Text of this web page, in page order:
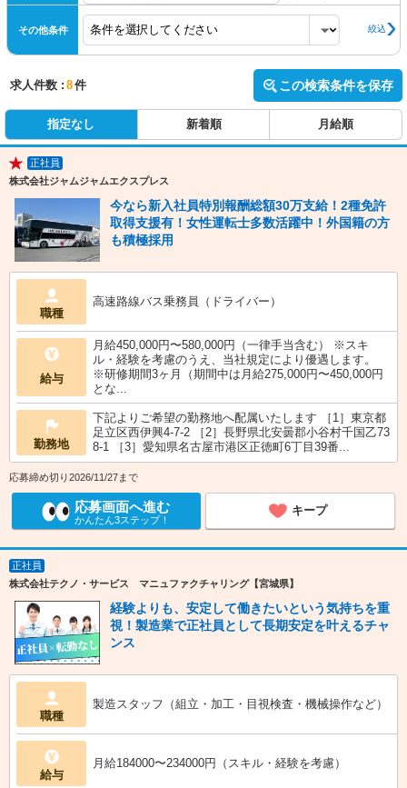
その他条件 絞込
求人件数 : 8件 この検索条件を保存
指定なし 新着順 月給順
★
正社員
株式会社ジャムジャムエクスプレス
今なら新入社員特別報酬総額30万支給！2種免許
取得支援有！女性運転士多数活躍中！外国籍の方
も積極採用
職種
高速路線バス乗務員（ドライバー）
給与
月給450,000円〜580,000円（一律手当含む） ※スキ
ル・経験を考慮のうえ、当社規定により優遇します。
※研修期間3ヶ月（期間中は月給275,000円〜450,000円
とな...
勤務地
下記よりご希望の勤務地へ配属いたします ［1］東京都
足立区西伊興4-7-2 ［2］長野県北安曇郡小谷村千国乙73
8-1 ［3］愛知県名古屋市港区正徳町6丁目39番...
応募締め切り2026/11/27まで
応募画面へ進む
かんたん3ステップ！
キープ
正社員
株式会社テクノ・サービス マニュファクチャリング【宮城県】
経験よりも、安定して働きたいという気持ちを重
視！製造業で正社員として長期安定を叶えるチャ
ンス
職種
製造スタッフ（組立・加工・目視検査・機械操作など）
給与
月給184000〜234000円（スキル・経験を考慮）